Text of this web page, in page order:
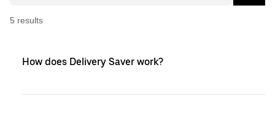
5 results
How does Delivery Saver work?